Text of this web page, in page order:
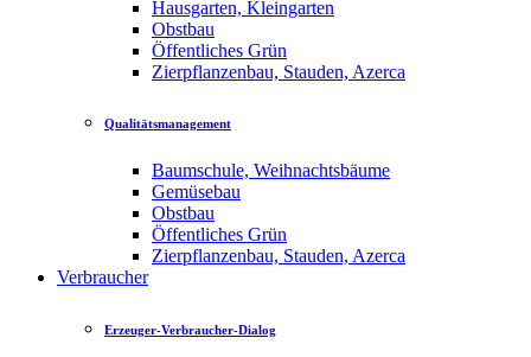
Hausgarten, Kleingarten
Obstbau
Öffentliches Grün
Zierpflanzenbau, Stauden, Azerca
Qualitätsmanagement
Baumschule, Weihnachtsbäume
Gemüsebau
Obstbau
Öffentliches Grün
Zierpflanzenbau, Stauden, Azerca
Verbraucher
Erzeuger-Verbraucher-Dialog